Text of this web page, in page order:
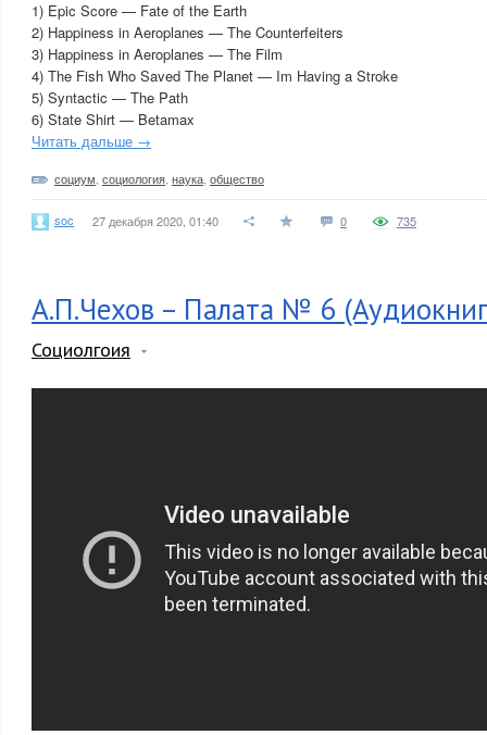
1) Epic Score — Fate of the Earth
2) Happiness in Aeroplanes — The Counterfeiters
3) Happiness in Aeroplanes — The Film
4) The Fish Who Saved The Planet — Im Having a Stroke
5) Syntactic — The Path
6) State Shirt — Betamax
Читать дальше →
социум социология наука общество
soc 27 декабря 2020, 01:40 0 735
А.П.Чехов – Палата № 6
Социолгоия